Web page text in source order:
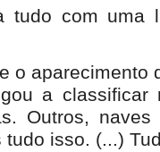
tudo com uma
o
a classificar
Outros,
tudo isso. (...)